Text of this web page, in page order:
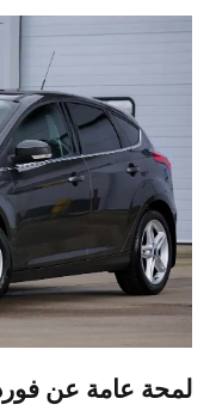
لمحة عامة عن